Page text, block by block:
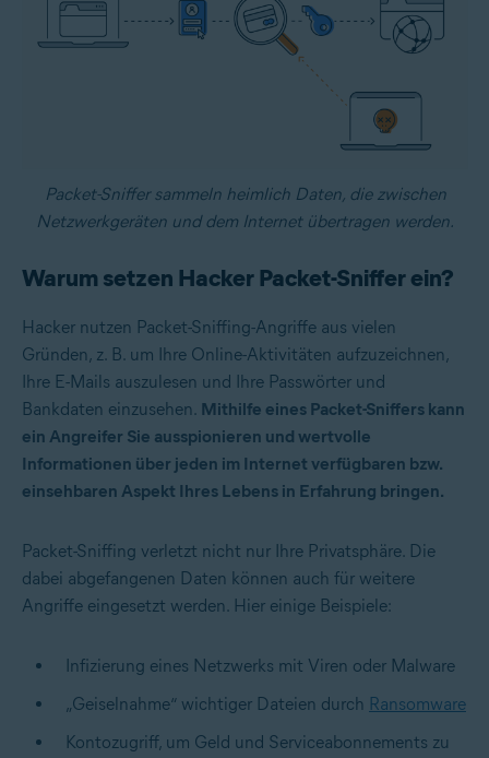
Packet-Sniffer sammeln heimlich Daten, die zwischen
Netzwerkgeräten und dem Internet übertragen werden.
Warum setzen Hacker Packet-Sniffer ein?
Hacker nutzen Packet-Sniffing-Angriffe aus vielen
Gründen, z. B. um Ihre Online-Aktivitäten aufzuzeichnen,
Ihre E-Mails auszulesen und Ihre Passwörter und
Bankdaten einzusehen. Mithilfe eines Packet-Sniffers kann
ein Angreifer Sie ausspionieren und wertvolle
Informationen über jeden im Internet verfügbaren bzw.
einsehbaren Aspekt Ihres Lebens in Erfahrung bringen.
Packet-Sniffing verletzt nicht nur Ihre Privatsphäre. Die
dabei abgefangenen Daten können auch für weitere
Angriffe eingesetzt werden. Hier einige Beispiele:
Infizierung eines Netzwerks mit Viren oder Malware
„Geiselnahme“ wichtiger Dateien durch Ransomware
Kontozugriff, um Geld und Serviceabonnements zu